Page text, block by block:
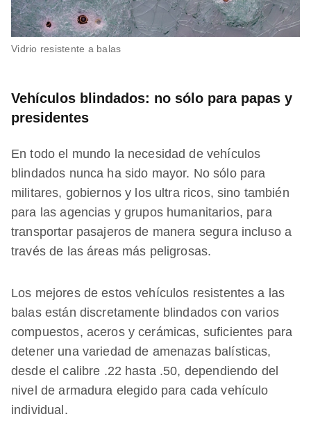
Vidrio resistente a balas
Vehículos blindados: no sólo para papas y
presidentes
En todo el mundo la necesidad de vehículos
blindados nunca ha sido mayor. No sólo para
militares, gobiernos y los ultra ricos, sino también
para las agencias y grupos humanitarios, para
transportar pasajeros de manera segura incluso a
través de las áreas más peligrosas.
Los mejores de estos vehículos resistentes a las
balas están discretamente blindados con varios
compuestos, aceros y cerámicas, suficientes para
detener una variedad de amenazas balísticas,
desde el calibre .22 hasta .50, dependiendo del
nivel de armadura elegido para cada vehículo
individual.